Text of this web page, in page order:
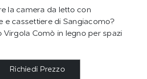
la camera da letto con
e cassettiere di Sangiacomo?
Virgola Comò in legno per spazi
Richiedi Prezzo